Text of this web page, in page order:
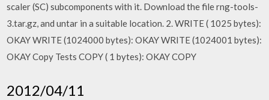
scaler (SC) subcomponents with it. Download the file rng-tools-
3.tar.gz, and untar in a suitable location. 2. WRITE ( 1025 bytes):
OKAY WRITE (1024000 bytes): OKAY WRITE (1024001 bytes):
OKAY Copy Tests COPY ( 1 bytes): OKAY COPY
2012/04/11